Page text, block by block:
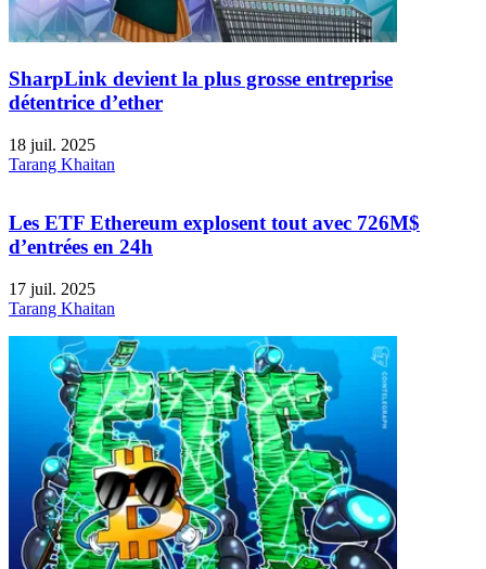
SharpLink devient la plus grosse entreprise
détentrice d’ether
18 juil. 2025
Tarang Khaitan
Les ETF Ethereum explosent tout avec 726M$
d’entrées en 24h
17 juil. 2025
Tarang Khaitan